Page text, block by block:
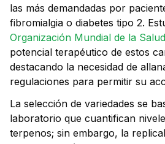
las más demandadas por
fibromialgia o diabetes tipo 2.
Organización Mundial de la
potencial terapéutico de estos
destacando la necesidad de
regulaciones para permitir su
La selección de variedades se
laboratorio que cuantifican
terpenos; sin embargo, la